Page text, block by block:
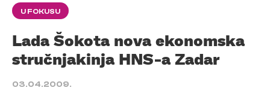
U FOKUSU
Lada Šokota nova ekonomska
stručnjakinja HNS-a Zadar
03.04.2009.